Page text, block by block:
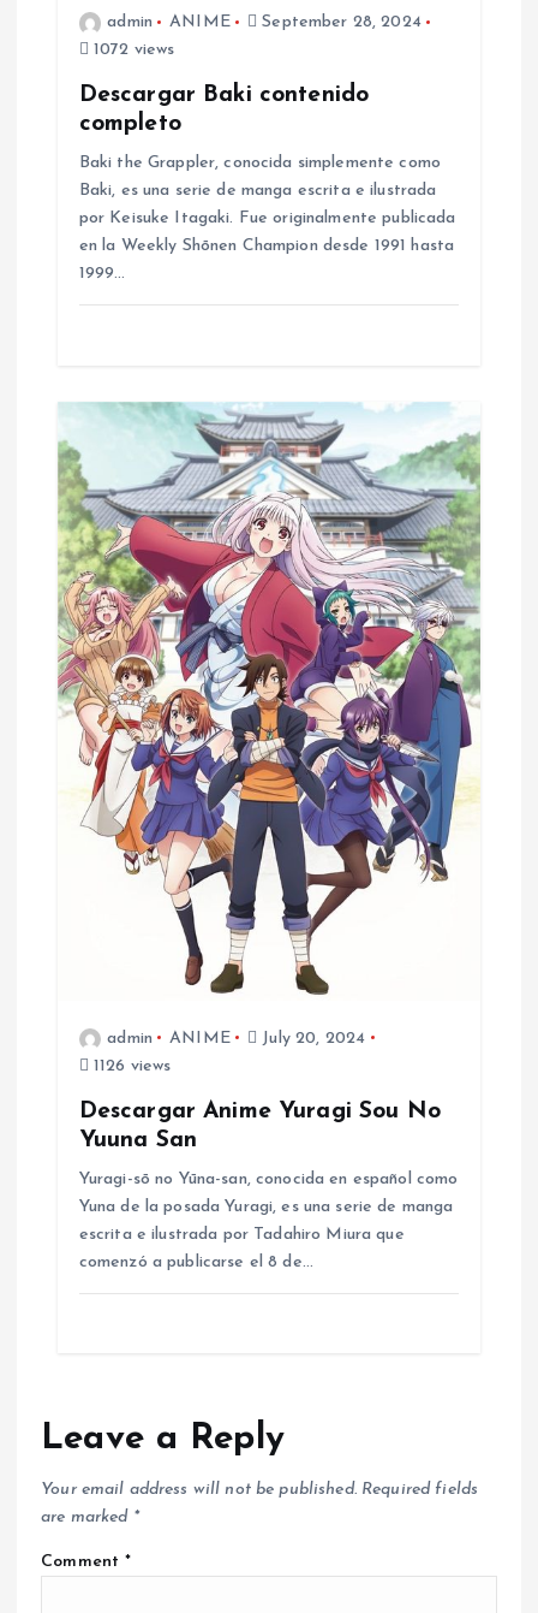
admin ANIME
September 28, 2024
1072 views
Descargar Baki contenido
completo
Baki the Grappler, conocida simplemente como
Baki, es una serie de manga escrita e ilustrada
por Keisuke Itagaki. Fue originalmente publicada
en la Weekly Shōnen Champion desde 1991 hasta
1999…
admin ANIME
July 20, 2024
1126 views
Descargar Anime Yuragi Sou No
Yuuna San
Yuragi-sō no Yūna-san, conocida en español como
Yuna de la posada Yuragi​, es una serie de manga
escrita e ilustrada por Tadahiro Miura que
comenzó a publicarse el 8 de…
Leave a Reply
Your email address will not be published. Required fields
are marked *
Comment*